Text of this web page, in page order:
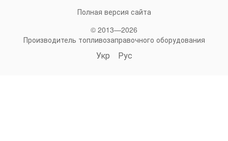
Полная версия сайта
© 2013—2026
Производитель топливозаправочного оборудования
Укр Рус